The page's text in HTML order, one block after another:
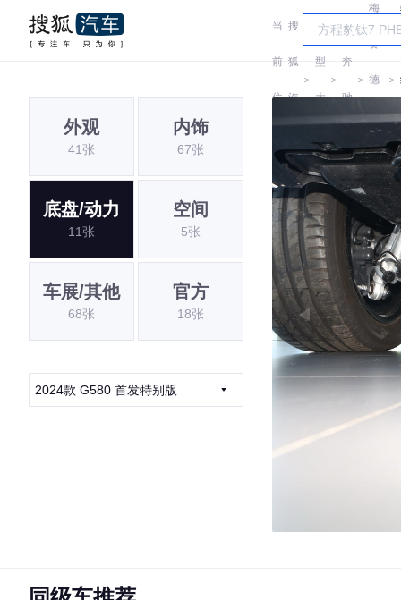
当
前
位
搜
狐
汽
＞
车
型
大
＞
奔
驰
＞
梅
赛
德
斯-
EQ
＞
外观
41张
内饰
67张
底盘/动力
11张
空间
5张
车展/其他
68张
官方
18张
2024款 G580 首发特别版